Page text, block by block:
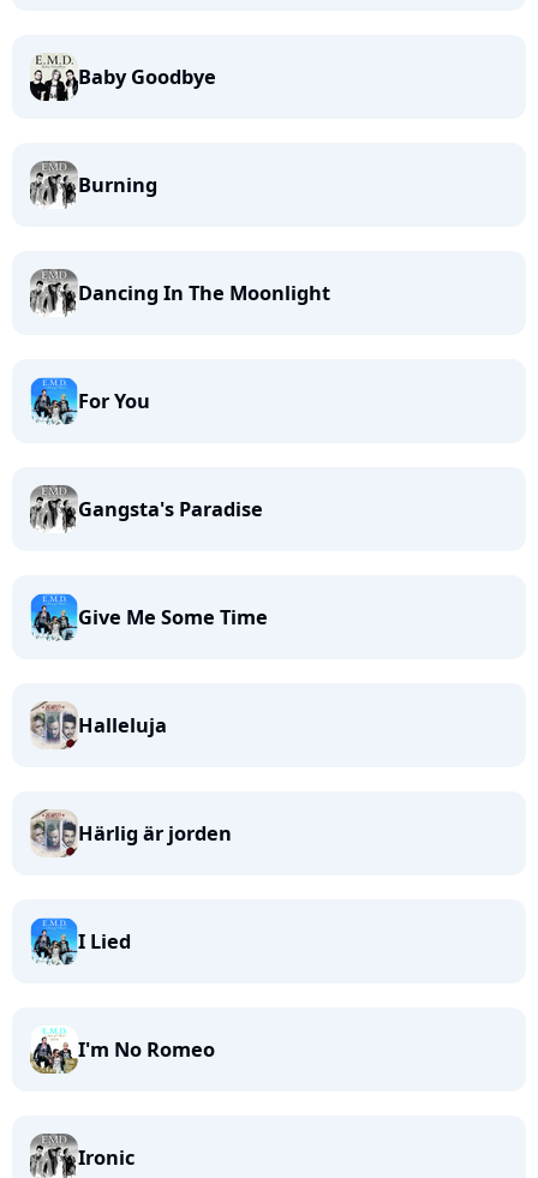
Baby Goodbye
Burning
Dancing In The Moonlight
For You
Gangsta's Paradise
Give Me Some Time
Halleluja
Härlig är jorden
I Lied
I'm No Romeo
Ironic